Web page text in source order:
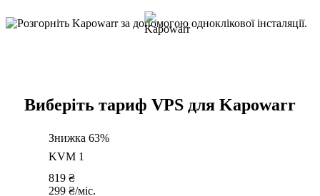
Виберіть тариф VPS для Kapowarr
Знижка 63%
KVM 1
819 ₴
299 ₴/міс.